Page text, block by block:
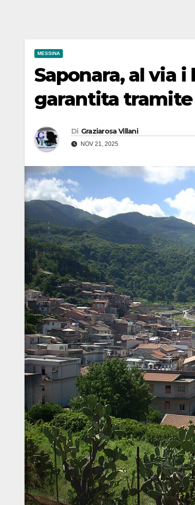
MESSINA
Saponara, al via i
garantita tramite
Di Graziarosa Villani
NOV 21, 2025